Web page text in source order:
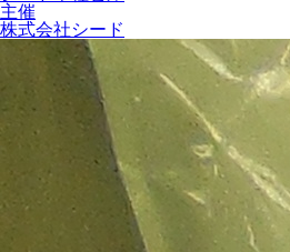
主催
株式会社シード